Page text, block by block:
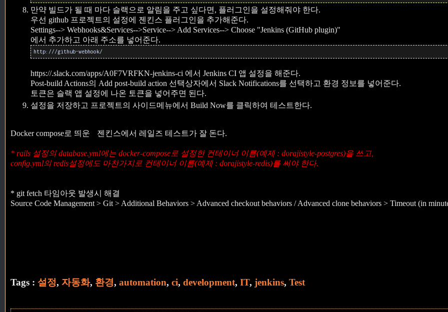
만약 빌드가 될 때 마다 슬랙으로 알림을 주고 싶다면, 플러그인을 설정해줘야 한다.
우선 github 프로젝트의 설정에 젠킨스 플러그인을 추가해준다.
Settings--> Webhooks&Services-->Service--> Add Services--> Choose "Jenkins (GitHub plugin)"
에서 추가하고 아래 주소를 넣어준다.
http:///github-webhook/
https://.slack.com/apps/A0F7VRFKN-jenkins-ci 에서 Jenkins CI 앱 설정을 해준다.
Post-build Actions의 Add post-build action 선택상자에서 Slack Notifications를 선택하고 환경 정보를 넣어준다.
토큰은 슬랙 앱 설정에 나온 토큰을 넣어주면 된다.
설정을 저장하고 프로젝트의 사이드메뉴에서 Build Now를 클릭하여 테스트한다.
Docker compose로 띄운 젠킨스에서 레일즈 테스트가 잘 돈다.
* rails 설정의 database.yml에는 docker-compose로 설정한 컨테이너 이름(예제 : dorajistyle-postgres)을 쓰고,
config.yml의 redis설정에도 마찬가지로 컨테이너 이름(예제 : dorajistyle-redis)를 써야 한다.
* git fetch 타임아웃 발생시 해결
Source Code Management > Git > Additional Behaviors > Advanced checkout behaviors / Advanced clone behaviors > Timeout (in
Tags : 설정, 자동화, 환경, automation, ci, development, IT, jenkins, Test